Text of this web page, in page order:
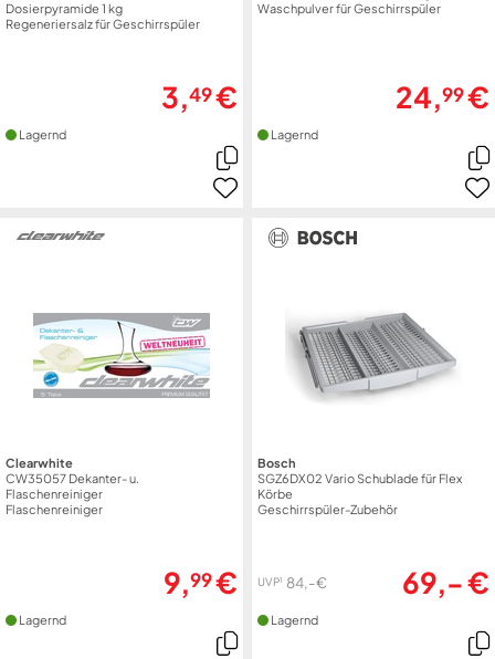
Dosierpyramide 1 kg
Regeneriersalz für Geschirrspüler
3,49€
Lagernd
Waschpulver für Geschirrspüler
24,99€
Lagernd
Clearwhite
CW35057 Dekanter- u.
Flaschenreiniger
Flaschenreiniger
9,99€
Lagernd
Bosch
SGZ6DX02 Vario Schublade für Flex
Körbe
Geschirrspüler-Zubehör
UVP1 84,- € 69,- €
Lagernd